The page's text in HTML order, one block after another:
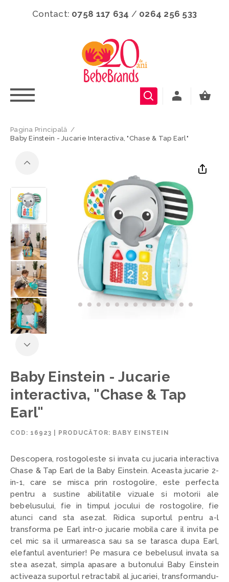
Contact: 0758 117 634 / 0264 256 533
Pagina Principală /
Baby Einstein - Jucarie Interactiva, "Chase & Tap Earl"
Baby Einstein - Jucarie
interactiva, "Chase & Tap
Earl"
COD: 16923 PRODUCĂTOR: BABY EINSTEIN
Descopera, rostogoleste si invata cu jucaria interactiva
Chase & Tap Earl de la Baby Einstein. Aceasta jucarie 2-
in-1, care se misca prin rostogolire, este perfecta
pentru a sustine abilitatile vizuale si motorii ale
bebelusului, fie in timpul jocului de rostogolire, fie
atunci cand sta asezat. Ridica suportul pentru a-l
transforma pe Earl intr-o jucarie mobila care il invita pe
cel mic sa il urmareasca sau sa se tarasca dupa Earl,
elefantul aventurier! Pe masura ce bebelusul invata sa
stea asezat, simpla apasare a butonului Baby Einstein
activeaza suportul retractabil al jucariei, transformandu-